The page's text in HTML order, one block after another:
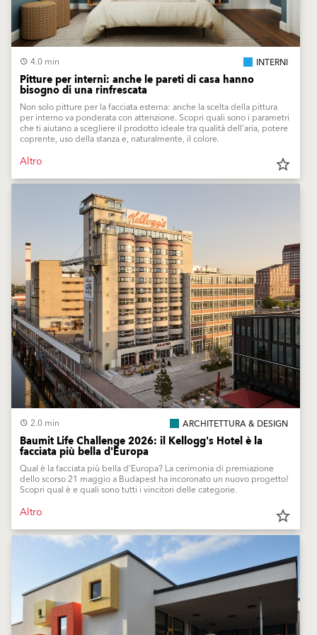
4.0 min INTERNI
Pitture per interni: anche le pareti di casa hanno
bisogno di una rinfrescata
Non solo pitture per la facciata esterna: anche la scelta della pittura
per interno va ponderata con attenzione. Scopri quali sono i parametri
che ti aiutano a scegliere il prodotto ideale tra qualità dell'aria, potere
coprente, uso della stanza e, naturalmente, il colore.
Altro star_border
2.0 min ARCHITETTURA & DESIGN
Baumit Life Challenge 2026: il Kellogg's Hotel è la
facciata più bella d'Europa
Qual è la facciata più bella d'Europa? La cerimonia di premiazione
dello scorso 21 maggio a Budapest ha incoronato un nuovo progetto!
Scopri qual è e quali sono tutti i vincitori delle categorie.
Altro star_border